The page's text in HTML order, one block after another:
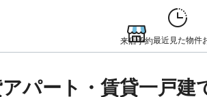
来店予約最近見た物件
パート・賃貸一戸建